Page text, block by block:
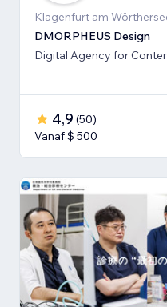
Klagenfurt am
DMORPHEUS Design
Digital Agency for
4,9 (50)
Vanaf $ 500